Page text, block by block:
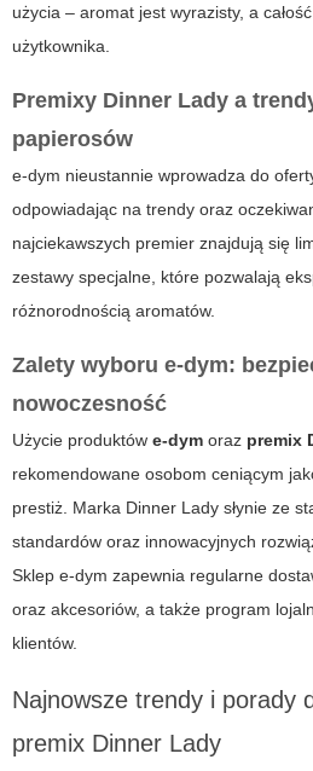
użycia – aromat jest wyrazisty, a
użytkownika.
Premixy Dinner Lady a
papierosów
e-dym nieustannie wprowadza do
odpowiadając na trendy oraz
najciekawszych premier znajdują się
zestawy specjalne, które pozwalają
różnorodnością aromatów.
Zalety wyboru e-dym:
nowoczesność
Użycie produktów e-dym oraz premix
rekomendowane osobom ceniącym
prestiż. Marka Dinner Lady słynie ze
standardów oraz innowacyjnych
Sklep e-dym zapewnia regularne
oraz akcesoriów, a także program
klientów.
Najnowsze trendy i porady
premix Dinner Lady